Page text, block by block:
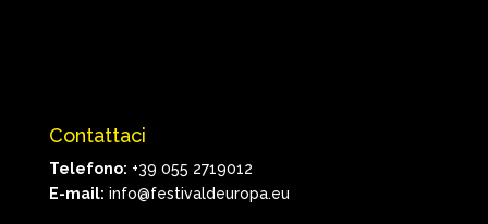
Contattaci
Telefono: +39 055 2719012
E-mail: info@festivaldeuropa.eu